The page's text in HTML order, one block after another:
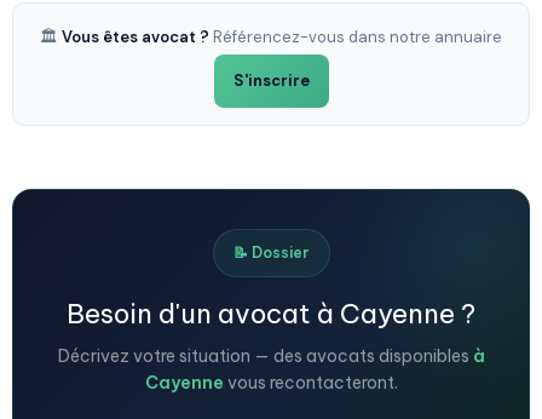
🏛️ Vous êtes avocat ? Référencez-vous dans notre annuaire
S'inscrire
📝 Dossier
Besoin d'un avocat à Cayenne ?
Décrivez votre situation — des avocats disponibles à
Cayenne vous recontacteront.